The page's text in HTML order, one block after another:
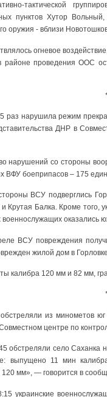
тактической
пунктов Хутор
оружия - вблизи
огневое
районе проведения ООС
раз нарушила режим
ДНР в
нарушений со стороны
ВФУ боеприпасов – 175
ВСУ подверглись
Крутая Балка. Кроме того,
военнослужащих оказались
ВСУ повреждения
жилой дом в Горловке.
калибра 120 мм и 82 мм,
из минометов
центре по
обстреляли село Саханка
выпущено 11 мин
мм», — говорится в
украинские